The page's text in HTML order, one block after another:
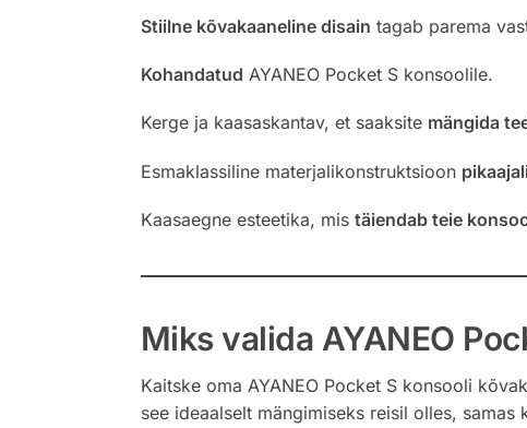
Stiilne kõvakaaneline disain tagab parema
Kohandatud AYANEO Pocket S konsoolile.
Kerge ja kaasaskantav, et saaksite mängida
Esmaklassiline materjalikonstruktsioon
Kaasaegne esteetika, mis täiendab teie
Miks valida AYANEO
Kaitske oma AYANEO Pocket S konsooli
see ideaalselt mängimiseks reisil olles,